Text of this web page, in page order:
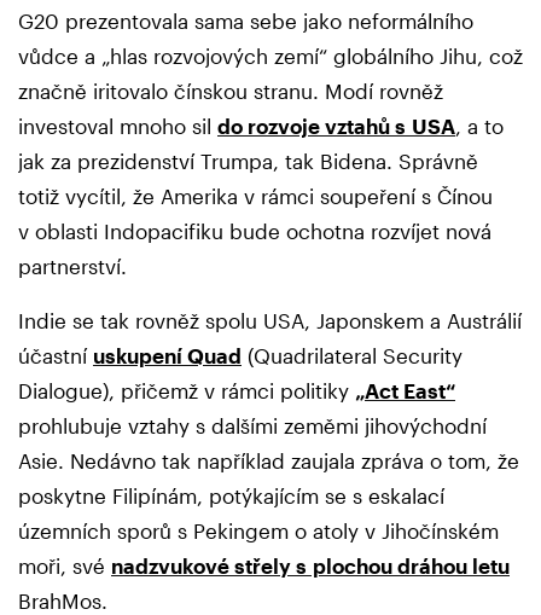
G20 prezentovala sama sebe jako neformálního
vůdce a „hlas rozvojových zemí“ globálního Jihu, což
značně iritovalo čínskou stranu. Modí rovněž
investoval mnoho sil do rozvoje vztahů s USA, a to
jak za prezidenství Trumpa, tak Bidena. Správně
totiž vycítil, že Amerika v rámci soupeření s Čínou
v oblasti Indopacifiku bude ochotna rozvíjet nová
partnerství.
Indie se tak rovněž spolu USA, Japonskem a Austrálií
účastní uskupení Quad (Quadrilateral Security
Dialogue), přičemž v rámci politiky „Act East“
prohlubuje vztahy s dalšími zeměmi jihovýchodní
Asie. Nedávno tak například zaujala zpráva o tom, že
poskytne Filipínám, potýkajícím se s eskalací
územních sporů s Pekingem o atoly v Jihočínském
moři, své nadzvukové střely s plochou dráhou letu
BrahMos.